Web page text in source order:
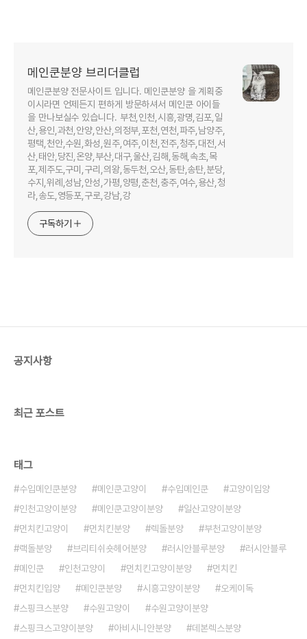
메인쿤분양 브리더클럽
메인쿤분양 전문사이트 입니다. 메인쿤분양 을 계획중
이시라면 언제든지 편하게 방문하셔서 메인쿤 아이들
을 만나보실수 있습니다. 부천,인천,시흥,광명,김포,일
산,용인,과천,안양,안산,의정부,포천,연천,파주,남양주,
평택,천안,수원,화성,원주,여주,이천,전주,청주,대전,서
산,태안,당진,온양,부산,대구,울산,김해,동해,속초,목
포,제주도,구미,구리,의왕,동두천,오산,동탄,송탄,분당,
수지,위례,성남,안성,가평,양평,춘천,충주,여수,용산,청
라,송도,영등포,구로,강남,강
구독하기
공지사항
최근 포스트
태그
수입메인쿤분양 메인쿤고양이 수입메인쿤
고양이입양
인천고양이분양
메인쿤고양이분양
일산고양이분양
먼치킨고양이
먼치킨분양 렉돌분양
부천고양이분양
랙돌분양
브리티쉬숏헤어분양 러시안블루분양
러시안블루
메인쿤
인천고양이 먼치킨고양이분양
먼치킨
먼치킨입양
메인쿤분양 시흥고양이분양
오케이독
스핑크스분양
수원고양이
수원고양이분양
스핑크스고양이분양
아비시니안분양 데본렉스분양